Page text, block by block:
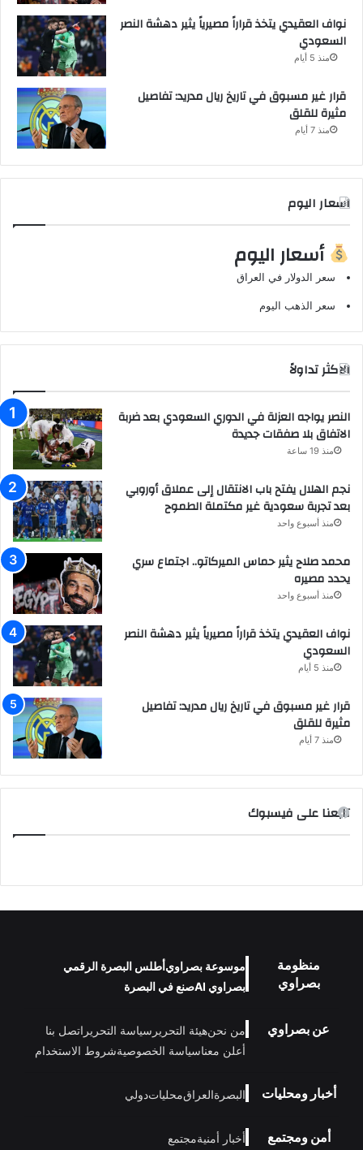
نواف العقيدي يتخذ قراراً مصيرياً يثير دهشة النصر
السعودي
منذ 5 أيام
قرار غير مسبوق في تاريخ ريال مدريد: تفاصيل
مثيرة للقلق
منذ 7 أيام
اسعار اليوم
أسعار اليوم
سعر الدولار في العراق
سعر الذهب اليوم
الاكثر تداولاً
النصر يواجه العزلة في الدوري السعودي بعد ضربة
الاتفاق بلا صفقات جديدة
منذ 19 ساعة
نجم الهلال يفتح باب الانتقال إلى عملاق أوروبي
بعد تجربة سعودية غير مكتملة الطموح
منذ أسبوع واحد
محمد صلاح يثير حماس الميركاتو.. اجتماع سري
يحدد مصيره
منذ أسبوع واحد
نواف العقيدي يتخذ قراراً مصيرياً يثير دهشة النصر
السعودي
منذ 5 أيام
قرار غير مسبوق في تاريخ ريال مدريد: تفاصيل
مثيرة للقلق
منذ 7 أيام
تابعنا على فيسبوك
منظومة
بصراوي
موسوعة بصراويأطلس البصرة الرقمي
بصراوي AI
صنع في البصرة
عن بصراوي من نحنهيئة التحرير سياسة التحرير اتصل بنا
أعلن معناسياسة الخصوصيةشروط الاستخدام
أخبار ومحليات البصرةالعراقمحلياتدولي
أمن ومجتمع أخبار أمنيةمجتمع